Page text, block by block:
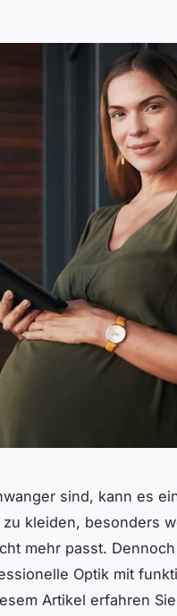
sind, kann es
kleiden, besonders
mehr passt.
Optik mit
Artikel erfahren